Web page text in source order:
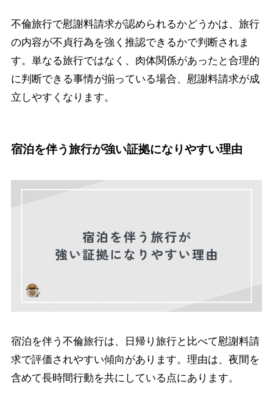
不倫旅行で慰謝料請求が認められるかどうかは、旅行
の内容が不貞行為を強く推認できるかで判断されま
す。単なる旅行ではなく、肉体関係があったと合理的
に判断できる事情が揃っている場合、慰謝料請求が成
立しやすくなります。
宿泊を伴う旅行が強い証拠になりやすい理由
宿泊を伴う不倫旅行は、日帰り旅行と比べて慰謝料請
求で評価されやすい傾向があります。理由は、夜間を
含めて長時間行動を共にしている点にあります。